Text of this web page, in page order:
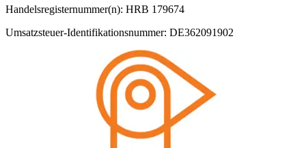
Handelsregisternummer(n): HRB 179674
Umsatzsteuer-Identifikationsnummer: DE362091902